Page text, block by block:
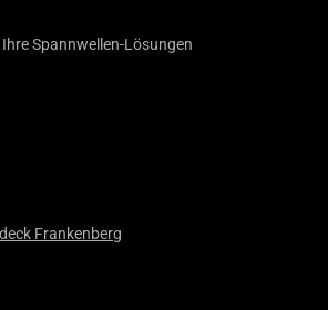
Spannwellen-Lösungen
Frankenberg